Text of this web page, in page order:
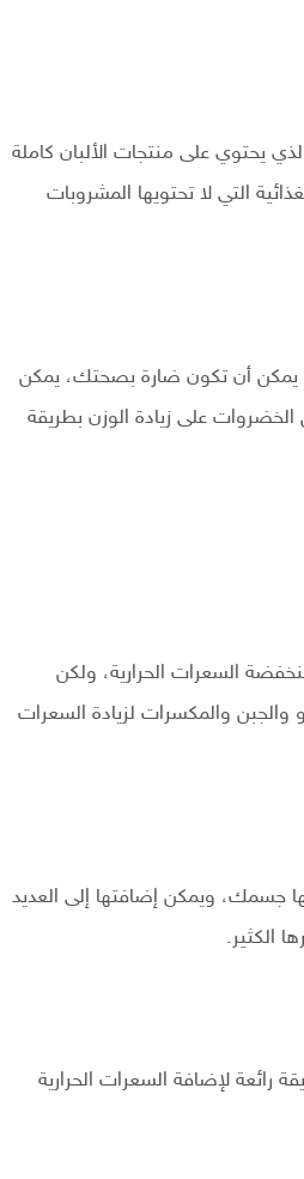
يحتوي على منتجات الألبان كاملة
التي لا تحتويها المشروبات
يمكن أن تكون ضارة بصحتك، يمكن
على زيادة الوزن بطريقة
السعرات الحرارية، ولكن
والجبن والمكسرات لزيادة السعرات
جسمك، ويمكن إضافتها إلى العديد
الكثير.
رائعة لإضافة السعرات الحرارية